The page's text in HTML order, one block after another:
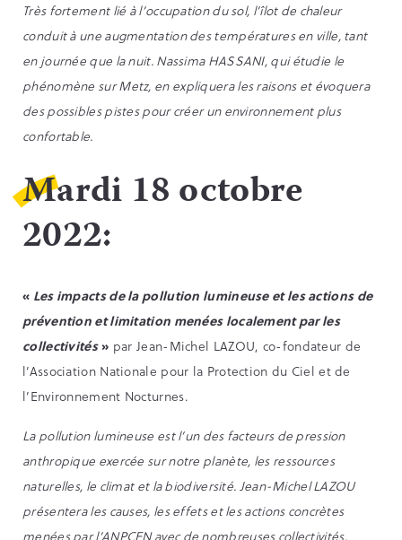
Très fortement lié à l’occupation du sol, l’îlot de chaleur
conduit à une augmentation des températures en ville, tant
en journée que la nuit. Nassima HASSANI, qui étudie le
phénomène sur Metz, en expliquera les raisons et évoquera
des possibles pistes pour créer un environnement plus
confortable.
Mardi 18 octobre
2022:
« Les impacts de la pollution lumineuse et les actions de
prévention et limitation menées localement par les
collectivités» par Jean-Michel LAZOU, co-fondateur de
l’Association Nationale pour la Protection du Ciel et de
l’Environnement Nocturnes.
La pollution lumineuse est l’un des facteurs de pression
anthropique exercée sur notre planète, les ressources
naturelles, le climat et la biodiversité. Jean-Michel LAZOU
présentera les causes, les effets et les actions concrètes
menées par l’ANPCEN avec de nombreuses collectivités.